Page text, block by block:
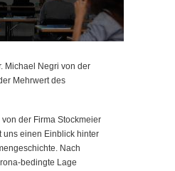
Michael Negri von der
Mehrwert des
der Firma Stockmeier
uns einen Einblick hinter
Nach
bedingte Lage